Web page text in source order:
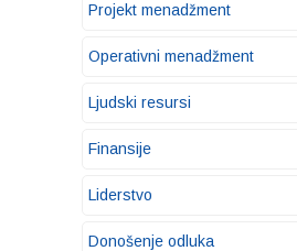
Projekt menadžment
Operativni menadžment
Ljudski resursi
Finansije
Liderstvo
Donošenje odluka